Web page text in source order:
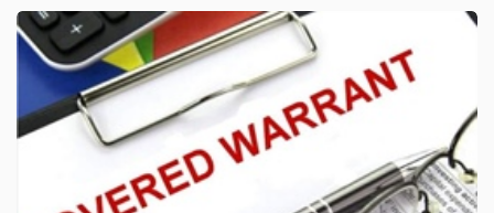
PHÂN
TÍCH
VIETSTOCKFINANCE